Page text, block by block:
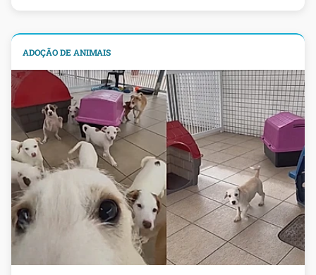
ADOÇÃO DE ANIMAIS